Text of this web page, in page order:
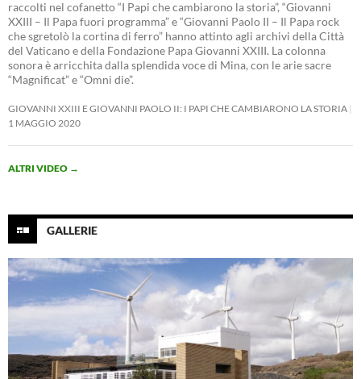
raccolti nel cofanetto “I Papi che cambiarono la storia”, “Giovanni
XXIII – Il Papa fuori programma” e “Giovanni Paolo II – Il Papa rock
che sgretolò la cortina di ferro” hanno attinto agli archivi della Città
del Vaticano e della Fondazione Papa Giovanni XXIII. La colonna
sonora è arricchita dalla splendida voce di Mina, con le arie sacre
“Magnificat” e “Omni die”.
GIOVANNI XXIII E GIOVANNI PAOLO II: I PAPI CHE CAMBIARONO LA STORIA
1 MAGGIO 2020
ALTRI VIDEO →
GALLERIE